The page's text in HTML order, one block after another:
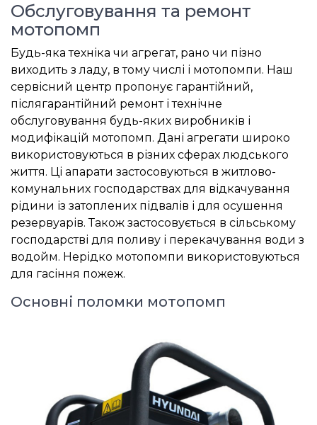
Обслуговування та ремонт
мотопомп
Будь-яка техніка чи агрегат, рано чи пізно
виходить з ладу, в тому числі і мотопомпи. Наш
сервісний центр пропонує гарантійний,
післягарантійний ремонт і технічне
обслуговування будь-яких виробників і
модифікацій мотопомп. Дані агрегати широко
використовуються в різних сферах людського
життя. Ці апарати застосовуються в житлово-
комунальних господарствах для відкачування
рідини із затоплених підвалів і для осушення
резервуарів. Також застосовується в сільському
господарстві для поливу і перекачування води з
водойм. Нерідко мотопомпи використовуються
для гасіння пожеж.
Основні поломки мотопомп